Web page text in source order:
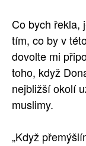
Co bych řekla,
tím, co by v
dovolte mi
toho, když
nejbližší okolí
muslimy.
„Když